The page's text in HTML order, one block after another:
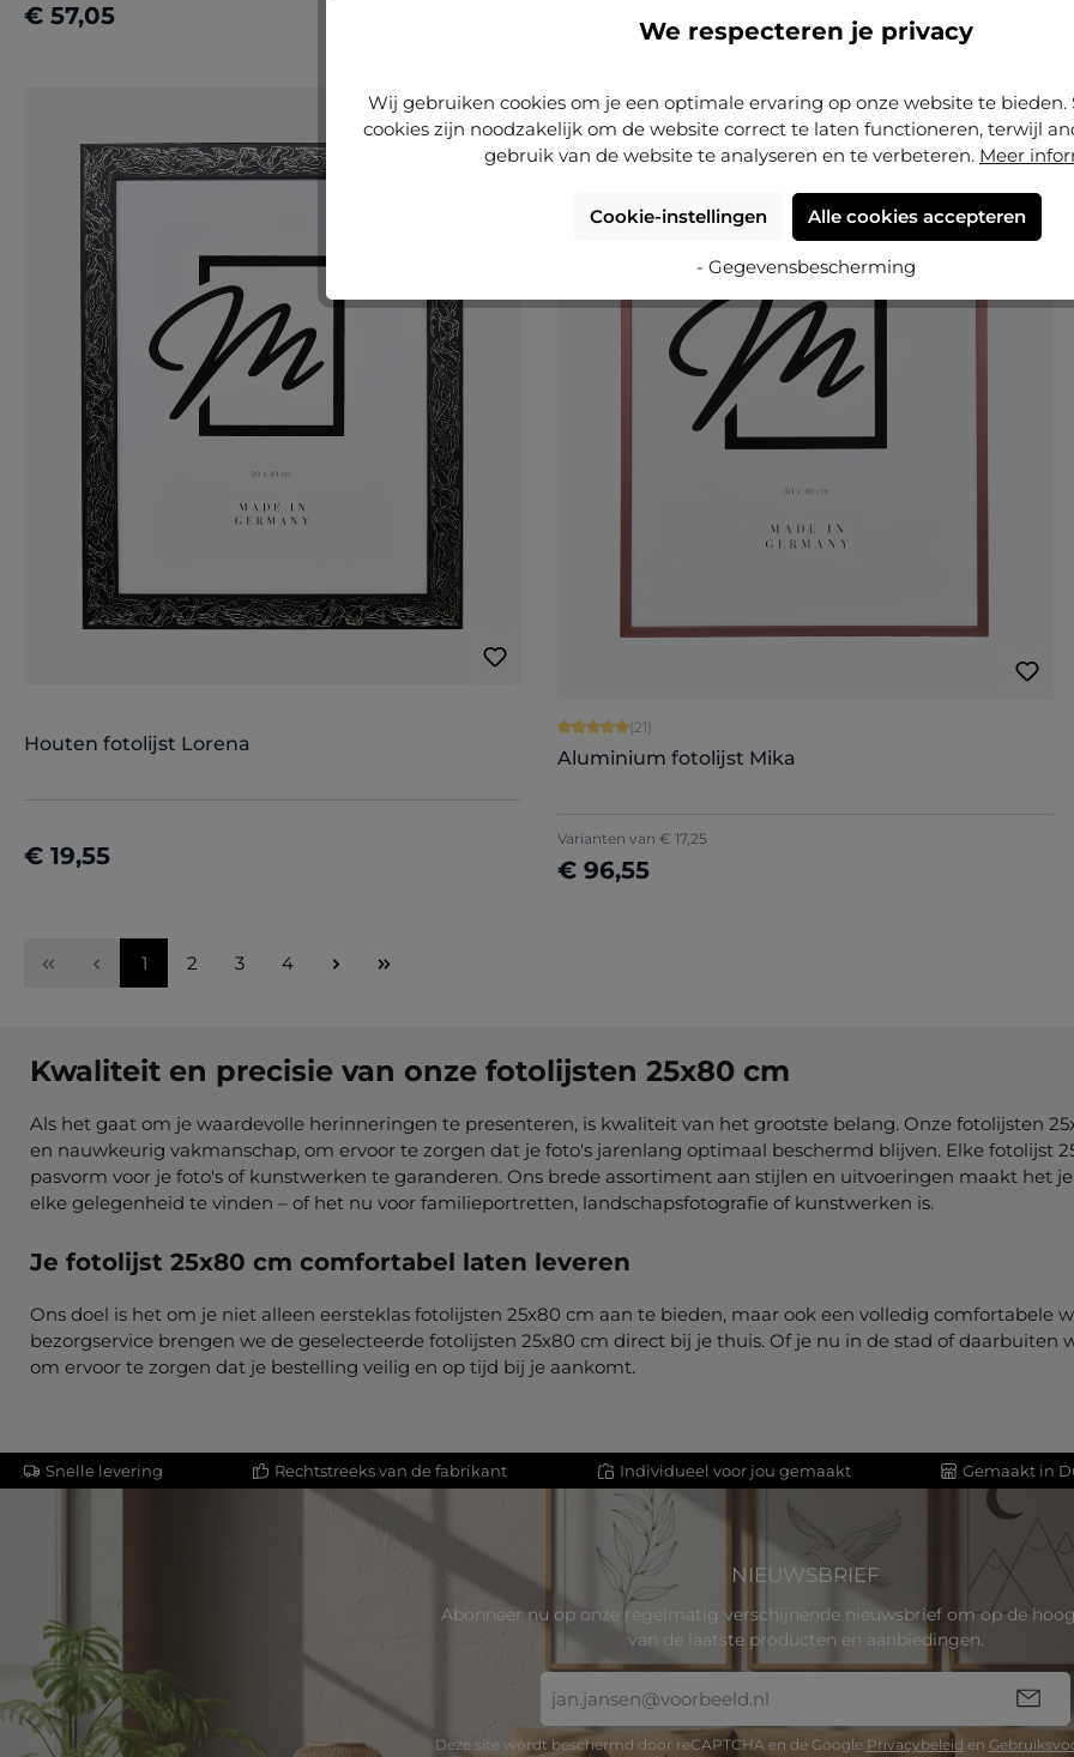
€ 57,05
Nu configureren € 112,95
Nu configureren
Houten fotolijst Lorena
€ 19,55
BESTSELLERS
Gemiddelde waardering van 5 van 5 sterren
(21)
Aluminium fotolijst Mika
Varianten van € 17,25
€ 96,55
Nu configureren
Pagina
1 Pagina
2 Pagina
3 Pagina
4
Kwaliteit en precisie van onze fotolijsten 25x80 cm
Als het gaat om je waardevolle herinneringen te presenteren, is kwaliteit van het grootste belang. Onze fotolijsten
en nauwkeurig vakmanschap, om ervoor te zorgen dat je foto's jarenlang optimaal beschermd blijven. Elke fotolijst
pasvorm voor je foto's of kunstwerken te garanderen. Ons brede assortiment aan stijlen en uitvoeringen maakt het
elke gelegenheid te vinden – of het nu voor familieportretten, landschapsfotografie of kunstwerken is.
Je fotolijst 25x80 cm comfortabel laten leveren
Ons doel is het om je niet alleen eersteklas fotolijsten 25x80 cm aan te bieden, maar ook een volledig
bezorgservice brengen we de geselecteerde fotolijsten 25x80 cm direct bij je thuis. Of je nu in de stad of
om ervoor te zorgen dat je bestelling veilig en op tijd bij je aankomt.
Snelle levering Rechtstreeks van de fabrikant Individueel voor jou gemaakt Gemaakt in
NIEUWSBRIEF
Abonneer nu op onze regelmatig verschijnende nieuwsbrief om op de
van de laatste producten en aanbiedingen.
mailadres
*
Deze site wordt beschermd door reCAPTCHA en de Google Privacybeleid en
We respecteren je privacy
Wij gebruiken cookies om je een optimale ervaring op onze website te bieden.
cookies zijn noodzakelijk om de website correct te laten functioneren, terwijl
gebruik van de website te analyseren en te verbeteren. Meer
Cookie-instellingen Alle cookies accepteren
- Gegevensbescherming